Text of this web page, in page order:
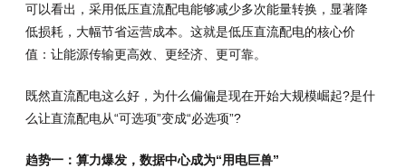
可以看出，采用低压直流配电能够减少多次能量转换，显著降
低损耗，大幅节省运营成本。这就是低压直流配电的核心价
值：让能源传输更高效、更经济、更可靠。
既然直流配电这么好，为什么偏偏是现在开始大规模崛起?是什
么让直流配电从“可选项”变成“必选项”?
趋势一：算力爆发，数据中心成为“用电巨兽”